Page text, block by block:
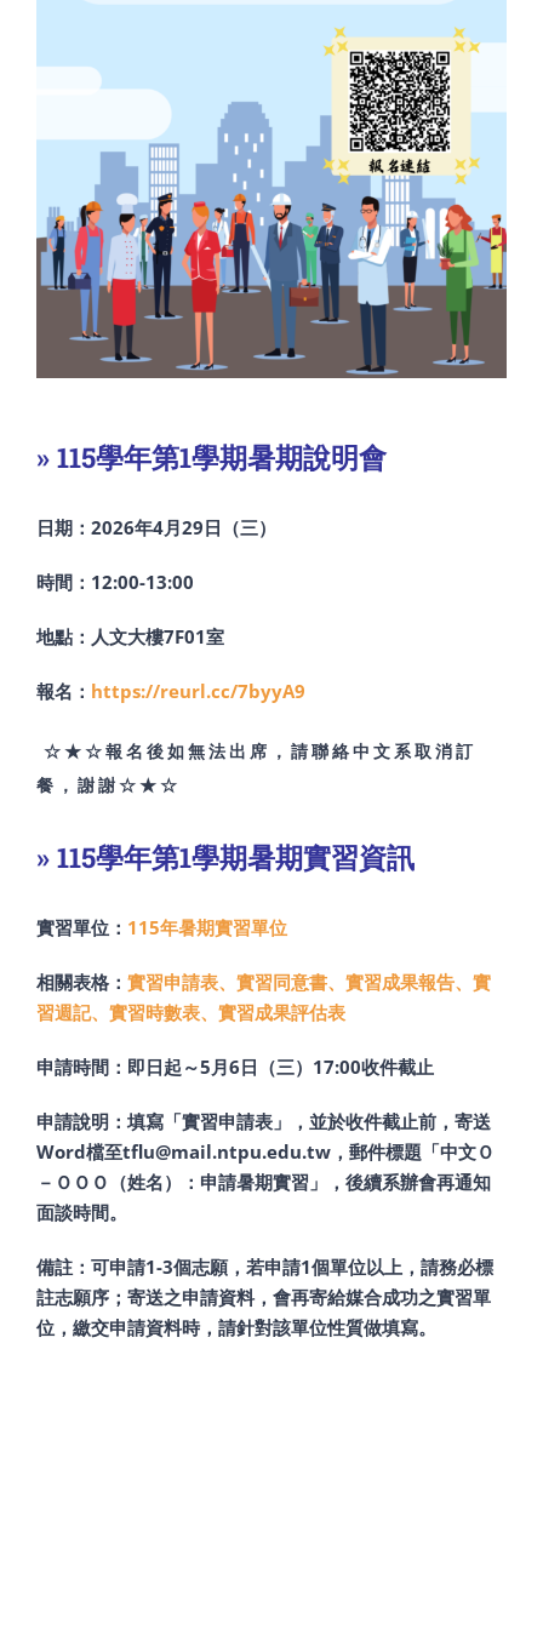
» 115學年第1學期暑期說明會
日期：2026年4月29日（三）
時間：12:00-13:00
地點：人文大樓7F01室
報名： https://reurl.cc/7byyA9
☆★☆報名後如無法出席，請聯絡中文系取消訂
餐，謝謝☆★☆
» 115學年第1學期暑期實習資訊
實習單位： 115年暑期實習單位
相關表格： 實習申請表、實習同意書、 實習成果報告、實
習週記、實習時數表、實習成果評估表
申請時間：即日起～5月6日（三）17:00收件截止
申請說明：填寫「實習申請表」，並於收件截止前，寄送
Word檔至tflu@mail.ntpu.edu.tw，郵件標題「中文Ｏ
－ＯＯＯ（姓名）：申請暑期實習」，後續系辦會再通知
面談時間。
備註：可申請1-3個志願，若申請1個單位以上，請務必標
註志願序；寄送之申請資料，會再寄給媒合成功之實習單
位，繳交申請資料時，請針對該單位性質做填寫。